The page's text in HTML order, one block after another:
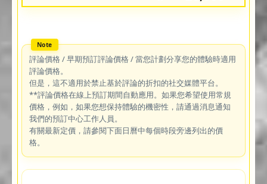
評論價格 / 早期預訂評論價格 / 當您計劃分享您的體驗時適用
評論價格。
但是，這不適用於禁止基於評論的折扣的社交媒體平台。
**評論價格在線上預訂期間自動應用。如果您希望使用常規
價格，例如，如果您想保持體驗的機密性，請通過消息通知
我們的預訂中心工作人員。
有關最新定價，請參閱下面日曆中每個時段旁邊列出的價
格。